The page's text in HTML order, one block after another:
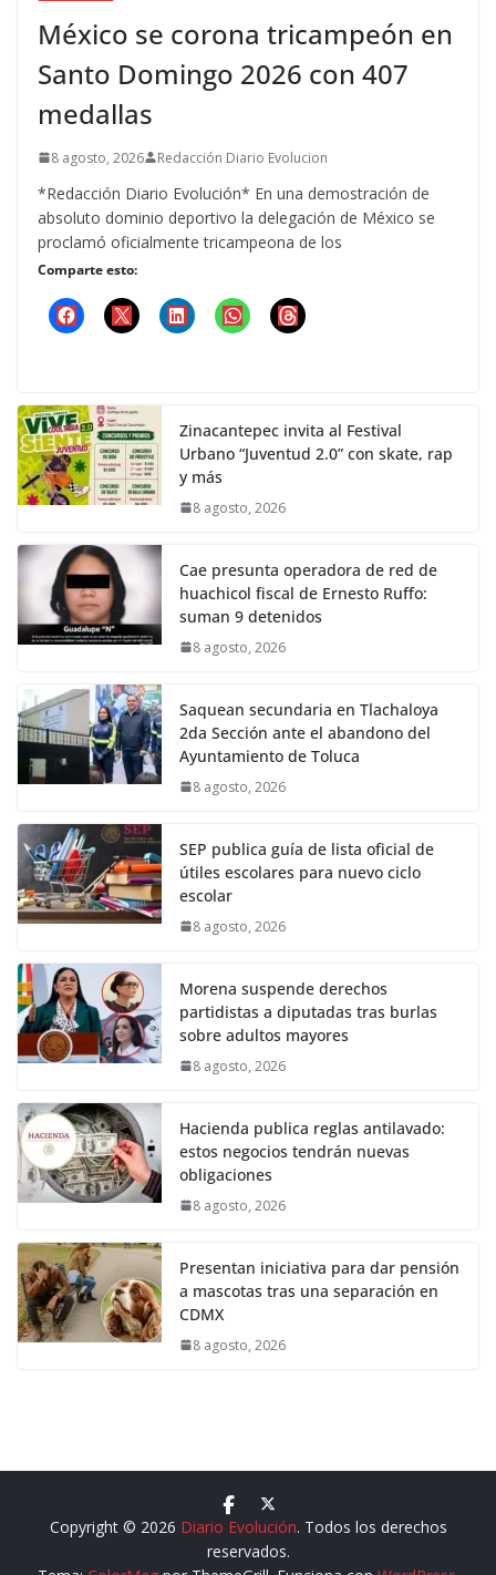
México se corona tricampeón en
Santo Domingo 2026 con 407
medallas
8 agosto, 2026 Redacción Diario Evolucion
*Redacción Diario Evolución* En una demostración de
absoluto dominio deportivo la delegación de México se
proclamó oficialmente tricampeona de los
Comparte esto:
Zinacantepec invita al Festival
Urbano “Juventud 2.0” con skate, rap
y más
8 agosto, 2026
Cae presunta operadora de red de
huachicol fiscal de Ernesto Ruffo:
suman 9 detenidos
8 agosto, 2026
Saquean secundaria en Tlachaloya
2da Sección ante el abandono del
Ayuntamiento de Toluca
8 agosto, 2026
SEP publica guía de lista oficial de
útiles escolares para nuevo ciclo
escolar
8 agosto, 2026
Morena suspende derechos
partidistas a diputadas tras burlas
sobre adultos mayores
8 agosto, 2026
Hacienda publica reglas antilavado:
estos negocios tendrán nuevas
obligaciones
8 agosto, 2026
Presentan iniciativa para dar pensión
a mascotas tras una separación en
CDMX
8 agosto, 2026
Copyright © 2026 Diario Evolución. Todos los derechos
reservados.